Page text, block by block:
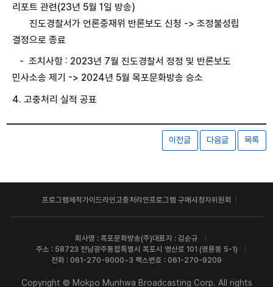
리포트 관련(23년 5월 1일 방송)
진도경찰서가 언론중재위 반론보도 신청 -> 조정불성립
결정으로 종료
- 조치사항 : 2023년 7월 진도경찰서 정정 및 반론보도
민사소송 제기 -> 2024년 5월 목포문화방송 승소
4. 고충처리 실적 공표
이전글 다음글 목록
프로그램제작가이드라인 고충처리인 프로그램 구매시청자위원회
회사명 : 목포문화방송(주)대표자 : 김순규
주소 : 58723 전남광주통합특별시 목포시 영산로 101 (명륜동 5-1)
전화 : 061-270-9000~3 팩스번호 : 061-270-9209
Copyright © Mokpo Munhwa Broadcasting Corp. All rights